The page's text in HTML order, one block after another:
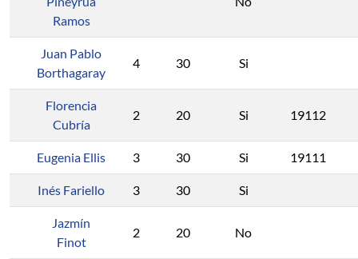
Ramos
Juan Pablo
Borthagaray
4 30 Si
Florencia
Cubría
2 20 Si 19112
Eugenia Ellis 3 30 Si 19111
Inés Fariello 3 30 Si
Jazmín
Finot
2 20 No